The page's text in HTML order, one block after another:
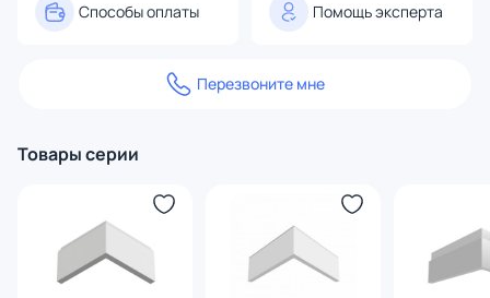
Способы оплаты Помощь эксперта
Перезвоните мне
Товары серии